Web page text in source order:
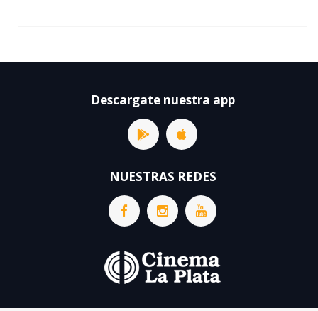
Descargate nuestra app
NUESTRAS REDES